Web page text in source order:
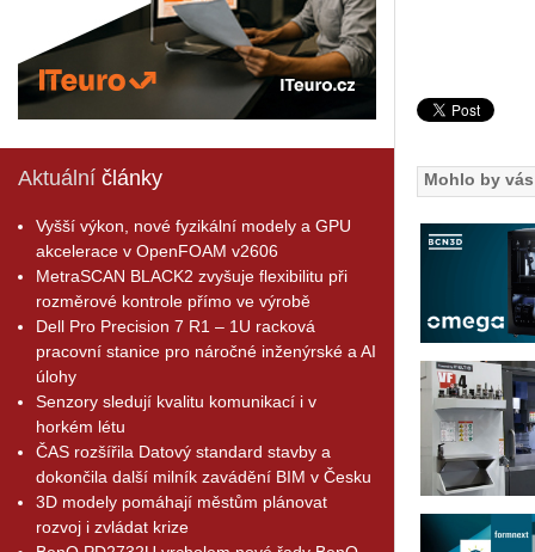
Aktuální články
Vyšší výkon, nové fyzikální modely a GPU
akcelerace v OpenFOAM v2606
MetraSCAN BLACK2 zvyšuje flexibilitu při
rozměrové kontrole přímo ve výrobě
Dell Pro Precision 7 R1 – 1U racková
pracovní stanice pro náročné inženýrské a AI
úlohy
Senzory sledují kvalitu komunikací i v
horkém létu
ČAS rozšířila Datový standard stavby a
dokončila další milník zavádění BIM v Česku
3D modely pomáhají městům plánovat
rozvoj i zvládat krize
Mohlo by